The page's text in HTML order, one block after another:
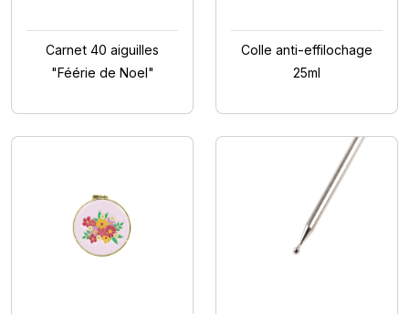
Carnet 40 aiguilles
"Féérie de Noel"
Colle anti-effilochage
25ml